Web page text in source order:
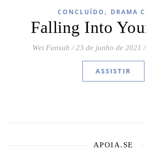
CONCLUÍDO , DRAMA
Falling Into
Wei Fansub / 23 de junho de 2021 /
ASSISTIR
APOIA.SE